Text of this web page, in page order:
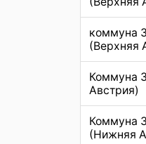
коммуна
(Верхняя
Коммуна
Австрия)
Коммуна
(Нижняя